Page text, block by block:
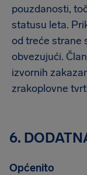
pouzdanosti,
statusu leta.
od treće strane
obvezujući.
izvornih
zrakoplovne
6.
Općenito